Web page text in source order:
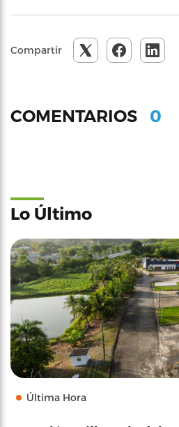
Compartir
COMENTARIOS 0
Lo Último
Última Hora